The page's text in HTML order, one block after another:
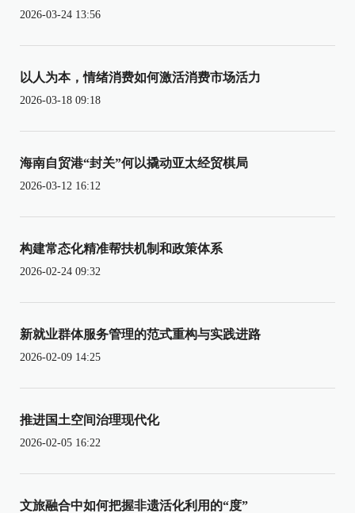
2026-03-24 13:56
以人为本，情绪消费如何激活消费市场活力
2026-03-18 09:18
海南自贸港“封关”何以撬动亚太经贸棋局
2026-03-12 16:12
构建常态化精准帮扶机制和政策体系
2026-02-24 09:32
新就业群体服务管理的范式重构与实践进路
2026-02-09 14:25
推进国土空间治理现代化
2026-02-05 16:22
文旅融合中如何把握非遗活化利用的“度”